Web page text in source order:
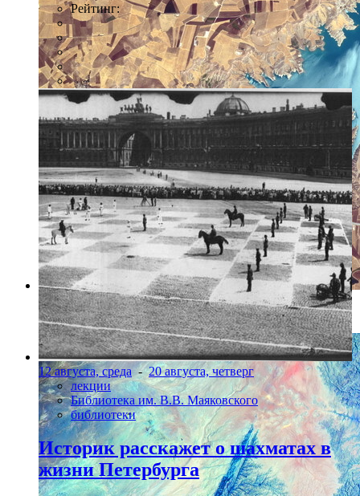
Фото: предоставлено организаторами
Рейтинг:
12 августа, среда-20 августа, четверг
лекции
Библиотека им. В.В. Маяковского
библиотеки
Историк расскажет о шахматах в
жизни Петербурга